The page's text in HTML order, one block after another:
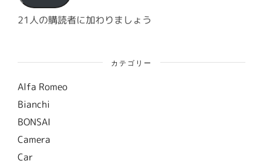
レ
ス
21人の購読者に加わりましょう
カテゴリー
Alfa Romeo
Bianchi
BONSAI
Camera
Car